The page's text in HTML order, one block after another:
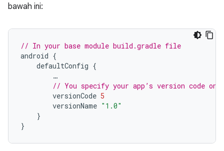
bawah ini:
// In your base module build.gradle file
android {
defaultConfig {
…
// You specify your app’s version code
versionCode 5
versionName "1.0"
}
}